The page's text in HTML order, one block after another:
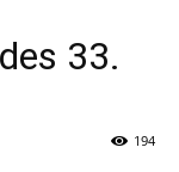
33.
194